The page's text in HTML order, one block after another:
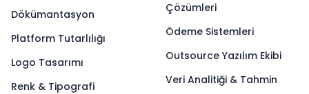
Dökümantasyon
Platform Tutarlılığı
Logo Tasarımı
Renk & Tipografi
Çözümleri
Ödeme Sistemleri
Outsource Yazılım Ekibi
Veri Analitiği & Tahmin